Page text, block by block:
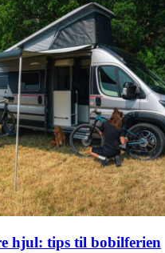
hjul: tips til bobilferien